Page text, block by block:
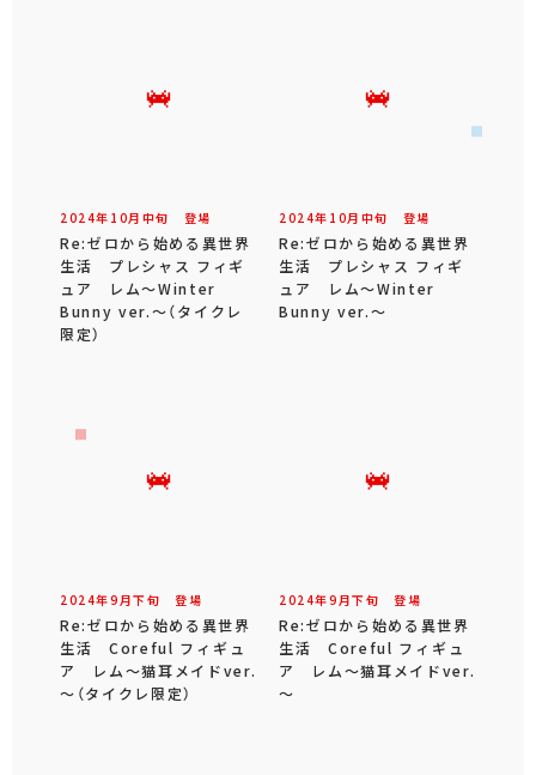
2024年 10月 中旬 登場
Re:ゼロから始める異世界
生活 プレシャス フィギ
ュア レム～Winter
Bunny ver.～（タイクレ
限定）
2024年 10月 中旬 登場
Re:ゼロから始める異世界
生活 プレシャス フィギ
ュア レム～Winter
Bunny ver.～
2024年9 月下旬 登場
Re:ゼロから始める異世界
生活 Coreful フィギュ
ア レム～猫耳メイドver.
～（タイクレ限定）
2024年9 月下旬 登場
Re:ゼロから始める異世界
生活 Coreful フィギュ
ア レム～猫耳メイドver.
～